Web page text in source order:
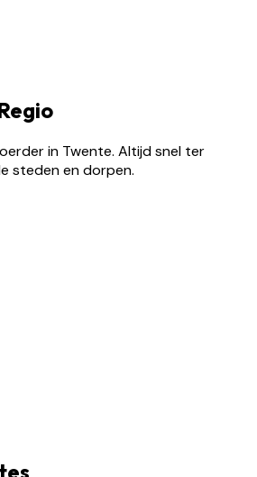
in Twente. Altijd snel ter
steden en dorpen.